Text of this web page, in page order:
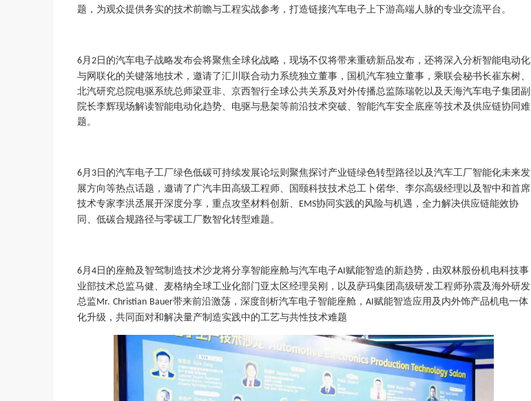
题，为观众提供务实的技术前瞻与工程实战参考，打造链接汽车电子上下游高端人脉的专业交流平台。
6月 2 日的汽车电子战略发布会将聚焦全球化战略，现场不仅将带来重磅新品发布，还将深入分析智能电动化
与网联化的关键落地技术，邀请了汇川联合动力系统独立董事，国机汽车独立董事，乘联会秘书长崔东树、
北汽研究总院电驱系统总师梁亚非、京西智行全球公共关系及对外传播总监陈瑞乾以及天海汽车电子集团副
院长李辉现场解读智能电动化趋势、电驱与悬架等前沿技术突破、智能汽车安全底座等技术及供应链协同难
题。
6月 3 日的汽车电子工厂绿色低碳可持续发展论坛则聚焦探讨产业链绿色转型路径以及汽车工厂智能化未来发
展方向等热点话题，邀请了广汽丰田高级工程师、国颐科技技术总工卜偌华、李尔高级经理以及智中和首席
技术专家李洪丞展开深度分享，重点攻坚材料创新、 EMS协同实践的风险与机遇，全力解决供应链能效协
同、低碳合规路径与零碳工厂数智化转型难题。
6月 4 日的座舱及智驾制造技术沙龙将分享智能座舱与汽车电子AI赋能智造的新趋势，由双林股份机电科技事
业部技术总监马健、麦格纳全球工业化部门亚太区经理吴刚，以及萨玛集团高级研发工程师孙震及海外研发
总监Mr. Christian Bauer带来前沿激荡，深度剖析汽车电子智能座舱， AI赋能智造应用及内外饰产品机电一体
化升级，共同面对和解决量产制造实践中的工艺与共性技术难题